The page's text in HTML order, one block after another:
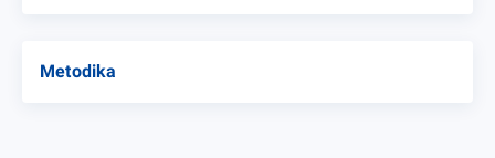
Metodika